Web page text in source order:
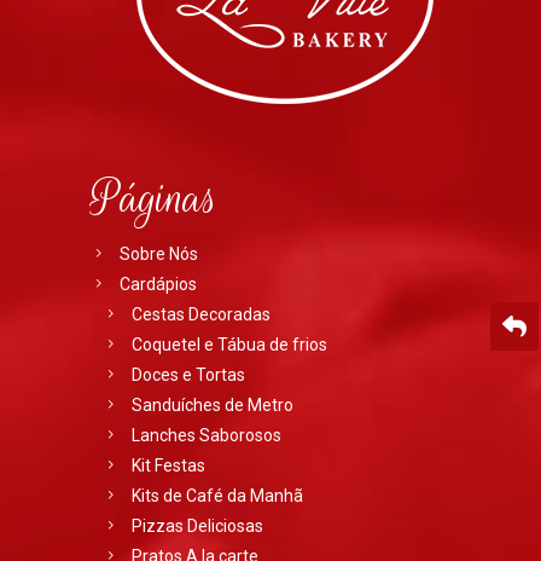
Páginas
Sobre Nós
Cardápios
Cestas Decoradas
Coquetel e Tábua de frios
Doces e Tortas
Sanduíches de Metro
Lanches Saborosos
Kit Festas
Kits de Café da Manhã
Pizzas Deliciosas
Pratos A la carte